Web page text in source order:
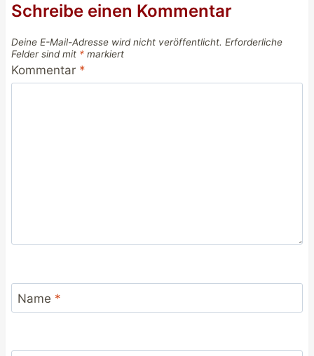
Schreibe einen Kommentar
Deine E-Mail-Adresse wird nicht veröffentlicht. Erforderliche
Felder sind mit * markiert
Kommentar *
Name *